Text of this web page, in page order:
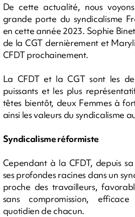
De cette actualité, nous
grande porte du syndicalisme
en cette année 2023. Sophie
de la CGT dernièrement et
CFDT prochainement.
La CFDT et la CGT sont les
puissants et les plus
têtes bientôt, deux Femmes à
ainsi les valeurs du syndicalisme
Syndicalisme réformiste
Cependant à la CFDT, depuis
ses profondes racines dans un
proche des travailleurs,
sans compromission,
quotidien de chacun.